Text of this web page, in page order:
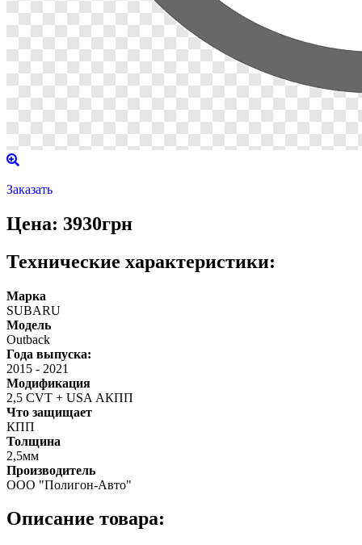
Заказать
Цена: 3930грн
Технические характеристики:
Марка
SUBARU
Модель
Outback
Года выпуска:
2015 - 2021
Модификация
2,5 СVT + USA АКПП
Что защищает
КПП
Толщина
2,5мм
Производитель
ООО "Полигон-Авто"
Описание товара: